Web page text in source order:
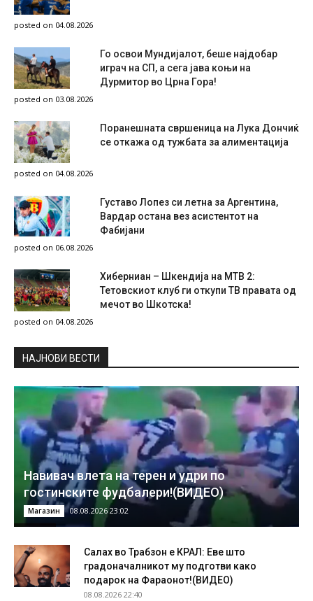
posted on 04.08.2026
Го освои Мундијалот, беше најдобар
играч на СП, а сега јава коњи на
Дурмитор во Црна Гора!
posted on 03.08.2026
Поранешната свршеница на Лука Дончиќ
се откажа од тужбата за алиментација
posted on 04.08.2026
Густаво Лопез си летна за Аргентина,
Вардар остана вез асистентот на
Фабијани
posted on 06.08.2026
Хиберниан – Шкендија на МТВ 2:
Тетовскиот клуб ги откупи ТВ правата од
мечот во Шкотска!
posted on 04.08.2026
НAЈНОВИ ВЕСТИ
Навивач влета на терен и удри по
гостинските фудбалери!(ВИДЕО)
Магазин 08.08.2026 23:02
Салах во Трабзон е КРАЛ: Еве што
градоначалникот му подготви како
подарок на Фараонот!(ВИДЕО)
08.08.2026 22:40